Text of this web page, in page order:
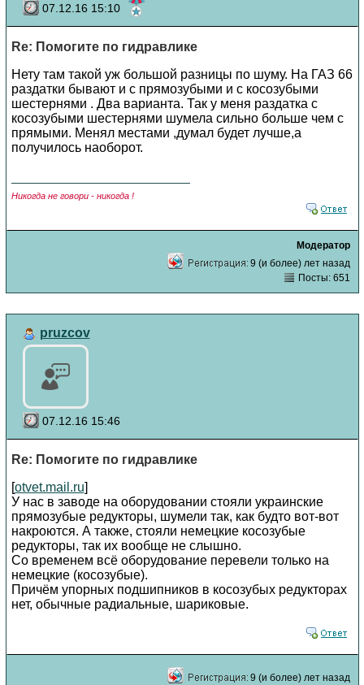
07.12.16 15:10
Re: Помогите по гидравлике
Нету там такой уж большой разницы по шуму. На ГАЗ 66
раздатки бывают и с прямозубыми и с косозубыми
шестернями . Два варианта. Так у меня раздатка с
косозубыми шестернями шумела сильно больше чем с
прямыми. Менял местами ,думал будет лучше,а
получилось наоборот.
Никогда не говори - никогда !
Модератор
9 (и более) лет назад
Посты: 651
pruzcov
07.12.16 15:46
Re: Помогите по гидравлике
[otvet.mail.ru]
У нас в заводе на оборудовании стояли украинские
прямозубые редукторы, шумели так, как будто вот-вот
накроются. А также, стояли немецкие косозубые
редукторы, так их вообще не слышно.
Со временем всё оборудование перевели только на
немецкие (косозубые).
Причём упорных подшипников в косозубых редукторах
нет, обычные радиальные, шариковые.
9 (и более) лет назад